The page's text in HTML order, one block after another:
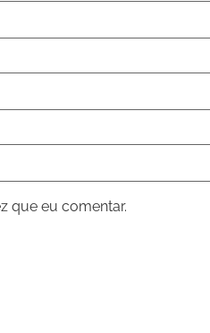
que eu comentar.